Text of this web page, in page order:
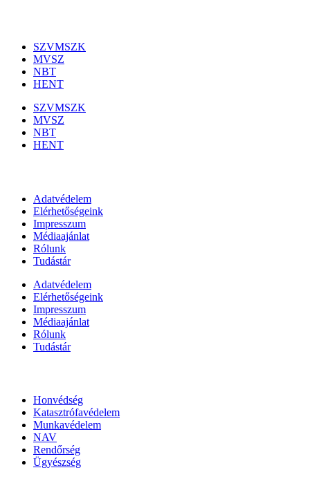
SZVMSZK
MVSZ
NBT
HENT
SZVMSZK
MVSZ
NBT
HENT
Adatvédelem
Elérhetőségeink
Impresszum
Médiaajánlat
Rólunk
Tudástár
Adatvédelem
Elérhetőségeink
Impresszum
Médiaajánlat
Rólunk
Tudástár
Honvédség
Katasztrófavédelem
Munkavédelem
NAV
Rendőrség
Ügyészség